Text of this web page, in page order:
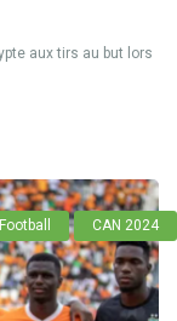
aux tirs au but lors
Football CAN 2024